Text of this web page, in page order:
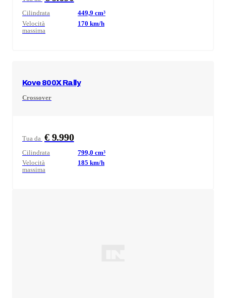
Cilindrata 449,9 cm³
Velocità
massima
170 km/h
Kove 800X Rally
Crossover
Tua da € 9.990
Cilindrata 799,0 cm³
Velocità
massima
185 km/h